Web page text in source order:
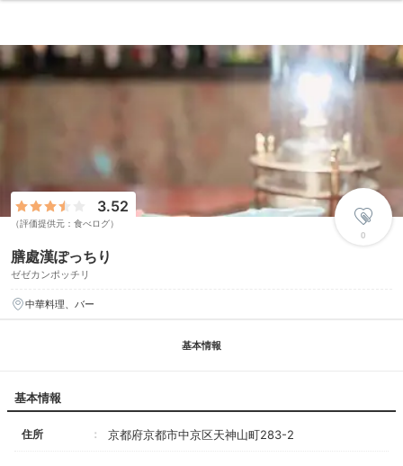
膳處漢ぽっちり
ゼゼカンポッチリ
3.52
（評価提供元：食べログ）
0
中華料理、バー
基本情報
基本情報
住所 京都府京都市中京区天神山町283-2